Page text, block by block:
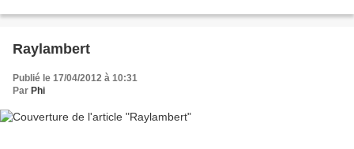
Raylambert
Publié le 17/04/2012 à 10:31
Par Phi